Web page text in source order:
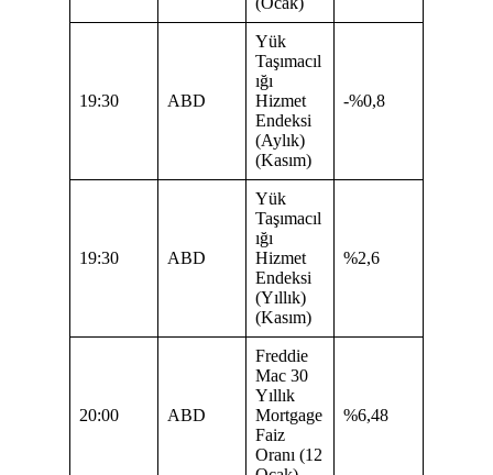
19:30 ABD
Yük
Taşımacıl
ığı
Hizmet
Endeksi
(Aylık)
(Kasım)
-%0,8
19:30 ABD
Yük
Taşımacıl
ığı
Hizmet
Endeksi
(Yıllık)
(Kasım)
%2,6
20:00 ABD
Freddie
Mac 30
Yıllık
Mortgage
Faiz
Oranı (12
%6,48